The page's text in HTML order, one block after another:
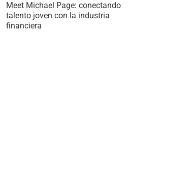
Meet Michael Page: conectando
talento joven con la industria
financiera